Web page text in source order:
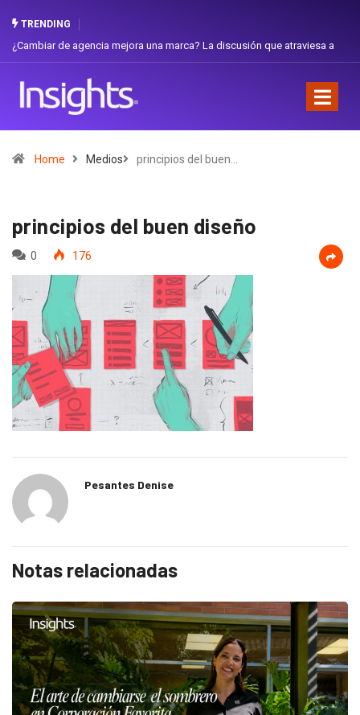
TRENDING
de agencia mejora una marca? La discusión que atraviesa a
Home Medios principios del buen…
principios del buen diseño
0 176
Pesantes Denise
Notas relacionadas